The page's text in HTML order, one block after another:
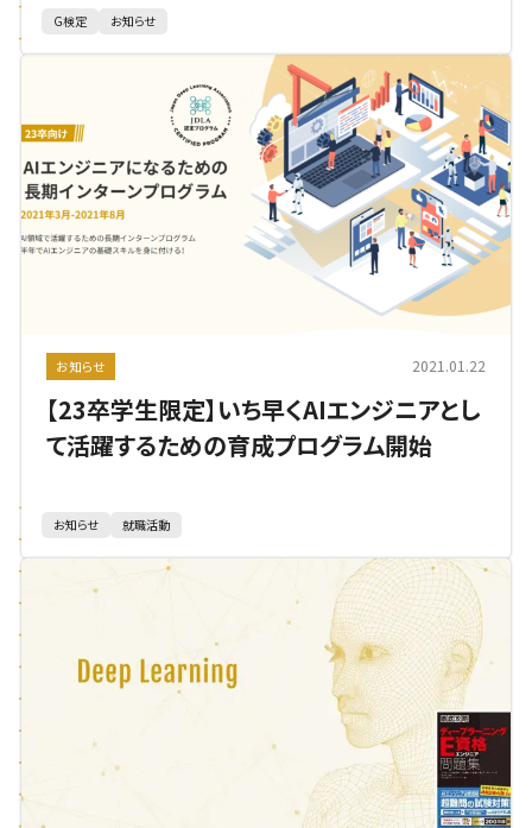
G検定 お知らせ
お知らせ 2021.01.22
【23卒学生限定】いち早くAIエンジニアとし
て活躍するための育成プログラム開始
お知らせ 就職活動